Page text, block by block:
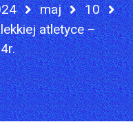
maj
10
atletyce –